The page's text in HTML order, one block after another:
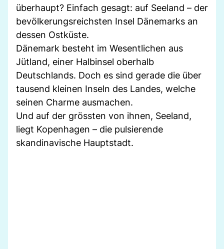
überhaupt? Einfach gesagt: auf Seeland – der
bevölkerungsreichsten Insel Dänemarks an
dessen Ostküste.
Dänemark besteht im Wesentlichen aus
Jütland, einer Halbinsel oberhalb
Deutschlands. Doch es sind gerade die über
tausend kleinen Inseln des Landes, welche
seinen Charme ausmachen.
Und auf der grössten von ihnen, Seeland,
liegt Kopenhagen – die pulsierende
skandinavische Hauptstadt.